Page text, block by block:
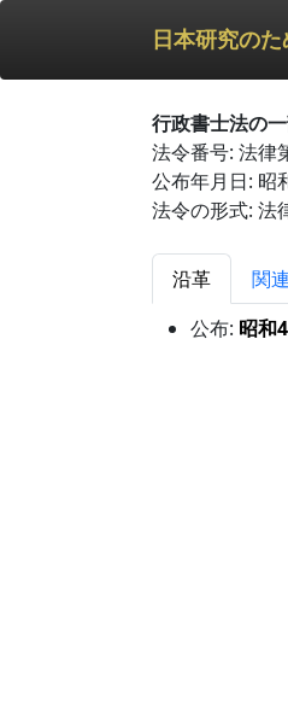
日本研究の
行政書士法の
法令番号: 法律
公布年月日: 昭
法令の形式: 法
沿革 関
公布: 昭和